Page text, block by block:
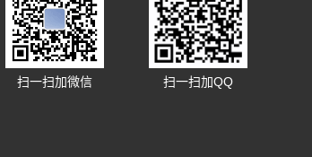
扫一扫加微信 扫一扫加QQ